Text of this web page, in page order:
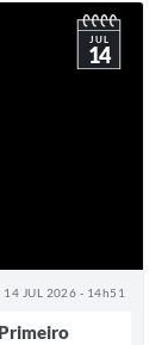
14 JUL 2026 - 14h51
JUL
14